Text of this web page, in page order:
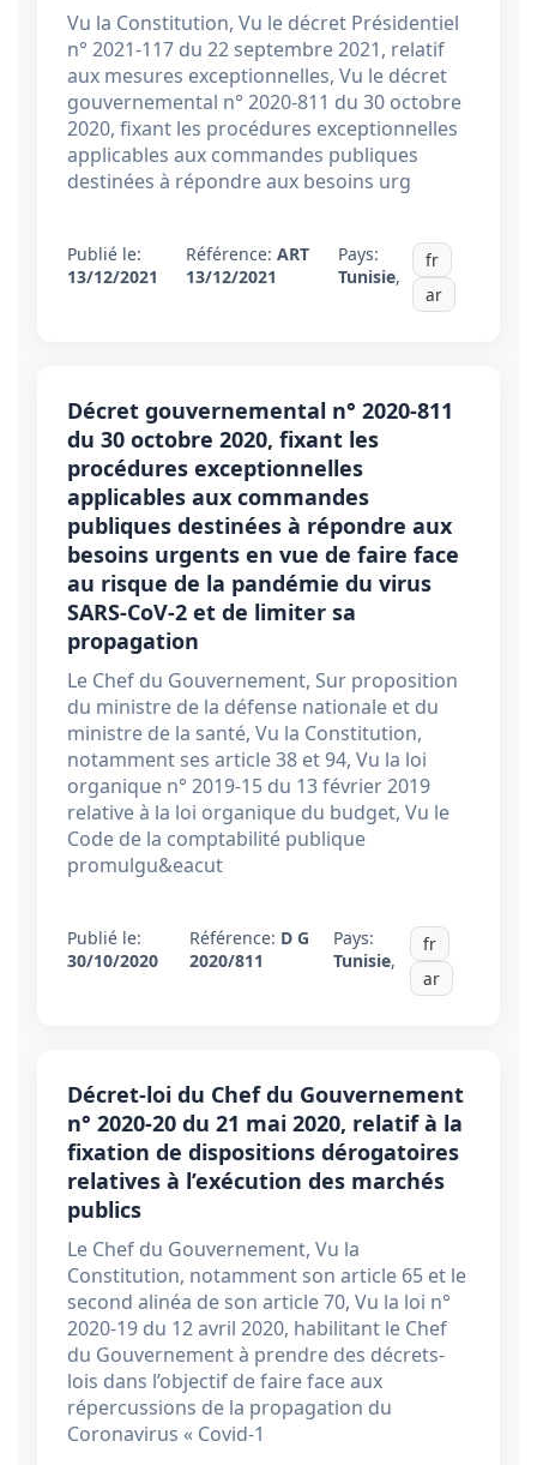
Vu la Constitution, Vu le décret Présidentiel
n° 2021-117 du 22 septembre 2021, relatif
aux mesures exceptionnelles, Vu le décret
gouvernemental n° 2020-811 du 30 octobre
2020, fixant les procédures exceptionnelles
applicables aux commandes publiques
destinées à répondre aux besoins urg
Publié le:
13/12/2021
Référence: ART
13/12/2021
Pays:
Tunisie,
fr
ar
Décret gouvernemental n° 2020-811
du 30 octobre 2020, fixant les
procédures exceptionnelles
applicables aux commandes
publiques destinées à répondre aux
besoins urgents en vue de faire face
au risque de la pandémie du virus
SARS-CoV-2 et de limiter sa
propagation
Le Chef du Gouvernement, Sur proposition
du ministre de la défense nationale et du
ministre de la santé, Vu la Constitution,
notamment ses article 38 et 94, Vu la loi
organique n° 2019-15 du 13 février 2019
relative à la loi organique du budget, Vu le
Code de la comptabilité publique
promulgu&eacut
Publié le:
30/10/2020
Référence: D G
2020/811
Pays:
Tunisie,
fr
ar
Décret-loi du Chef du Gouvernement
n° 2020-20 du 21 mai 2020, relatif à la
fixation de dispositions dérogatoires
relatives à l’exécution des marchés
publics
Le Chef du Gouvernement, Vu la
Constitution, notamment son article 65 et le
second alinéa de son article 70, Vu la loi n°
2020-19 du 12 avril 2020, habilitant le Chef
du Gouvernement à prendre des décrets-
lois dans l’objectif de faire face aux
répercussions de la propagation du
Coronavirus « Covid-1